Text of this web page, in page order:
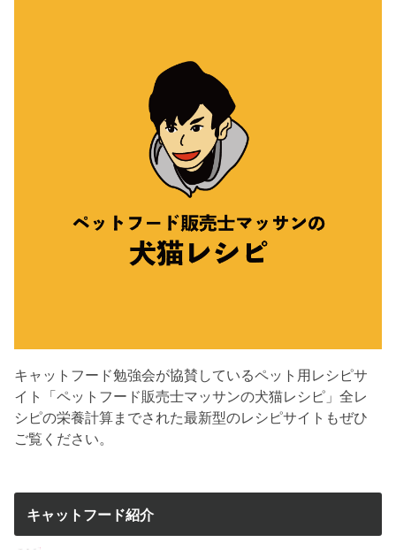
キャットフード勉強会が協賛しているペット用レシピサ
イト「ペットフード販売士マッサンの犬猫レシピ」全レ
シピの栄養計算までされた最新型のレシピサイトもぜひ
ご覧ください。
キャットフード紹介